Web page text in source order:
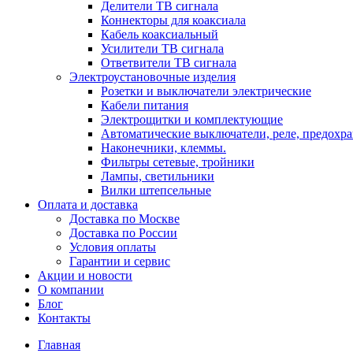
Делители ТВ сигнала
Коннекторы для коаксиала
Кабель коаксиальный
Усилители ТВ сигнала
Ответвители ТВ сигнала
Электроустановочные изделия
Розетки и выключатели электрические
Кабели питания
Электрощитки и комплектующие
Автоматические выключатели, реле,
Наконечники, клеммы.
Фильтры сетевые, тройники
Лампы, светильники
Вилки штепсельные
Оплата и доставка
Доставка по Москве
Доставка по России
Условия оплаты
Гарантии и сервис
Акции и новости
О компании
Блог
Контакты
Главная